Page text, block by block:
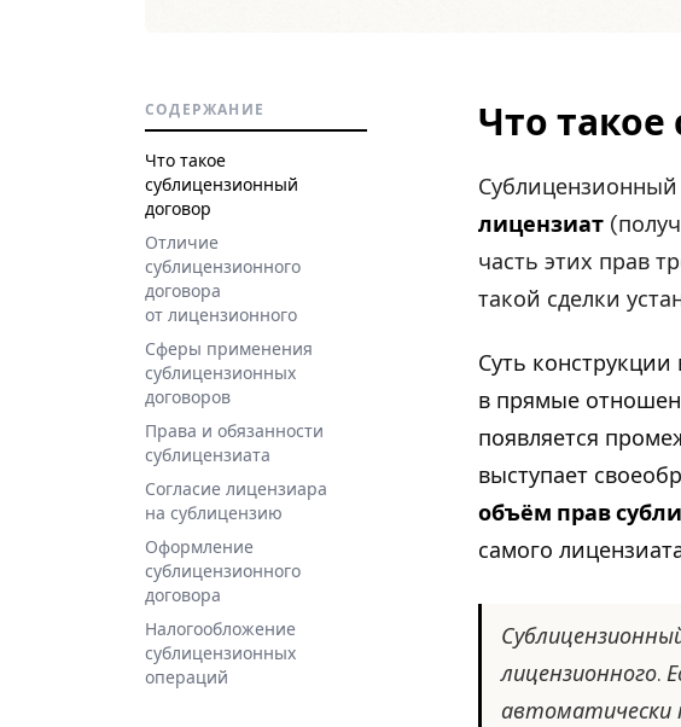
СОДЕРЖАНИЕ
Что такое
сублицензионный
договор
Отличие
сублицензионного
договора
от лицензионного
Сферы применения
сублицензионных
договоров
Права и обязанности
сублицензиата
Согласие лицензиара
на сублицензию
Оформление
сублицензионного
договора
Налогообложение
сублицензионных
операций
Что
лицензиат
часть этих прав
такой сделки
Суть конструкции
в прямые
появляется
выступает
объём прав
самого
лицензионного.
автоматически